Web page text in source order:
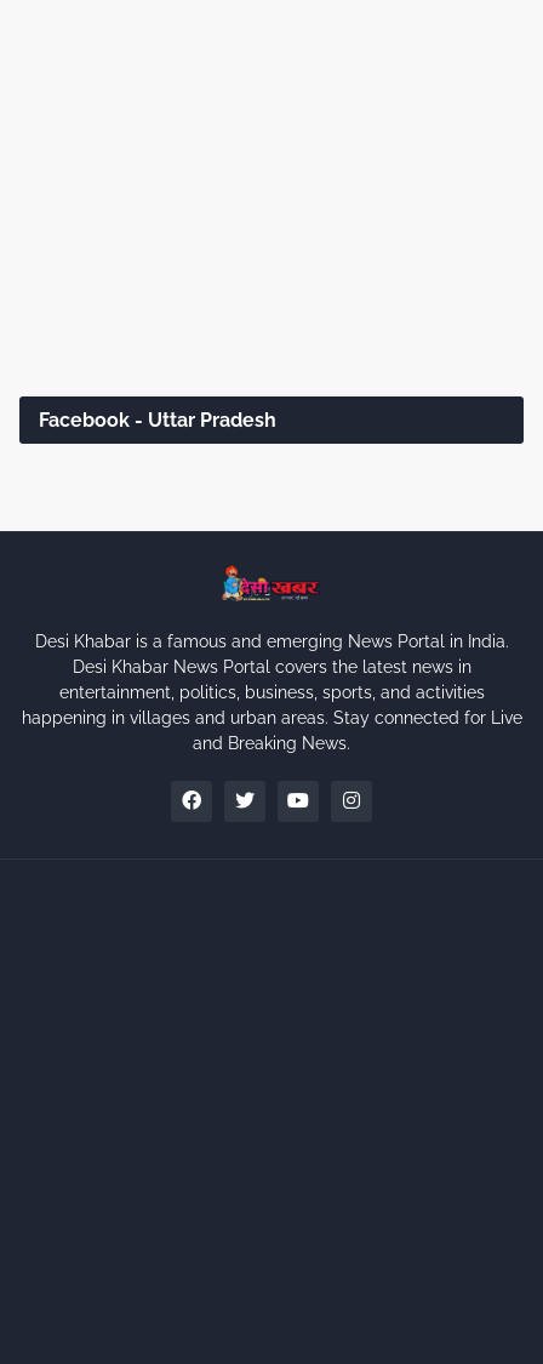
Facebook - Uttar Pradesh
Desi Khabar is a famous and emerging News Portal in India.
Desi Khabar News Portal covers the latest news in
entertainment, politics, business, sports, and activities
happening in villages and urban areas. Stay connected for Live
and Breaking News.